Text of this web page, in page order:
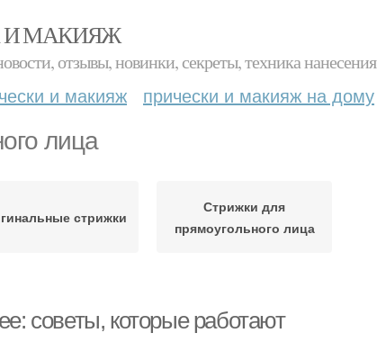
И МАКИЯЖ
отзывы, новинки, секреты, техника нанесения
и макияж прически и макияж на дому
лица
стрижки
Стрижки для
прямоугольного лица
советы, которые работают